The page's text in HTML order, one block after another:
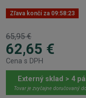
Zľava končí za 09:58:23
65,95 €
62,65 €
Cena s DPH
Externý sklad > 4
Tovar je zvyčajne doručovaný